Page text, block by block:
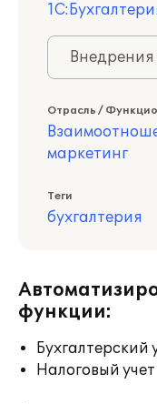
Отрасль /
маркетинг
Теги
бухгалтерия
функции:
Бухгалтерский
Налоговый учет